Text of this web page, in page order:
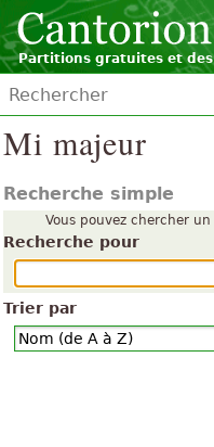
Partitions gratuites et
Mi majeur
Recherche simple
Vous pouvez chercher
Recherche pour
Trier par